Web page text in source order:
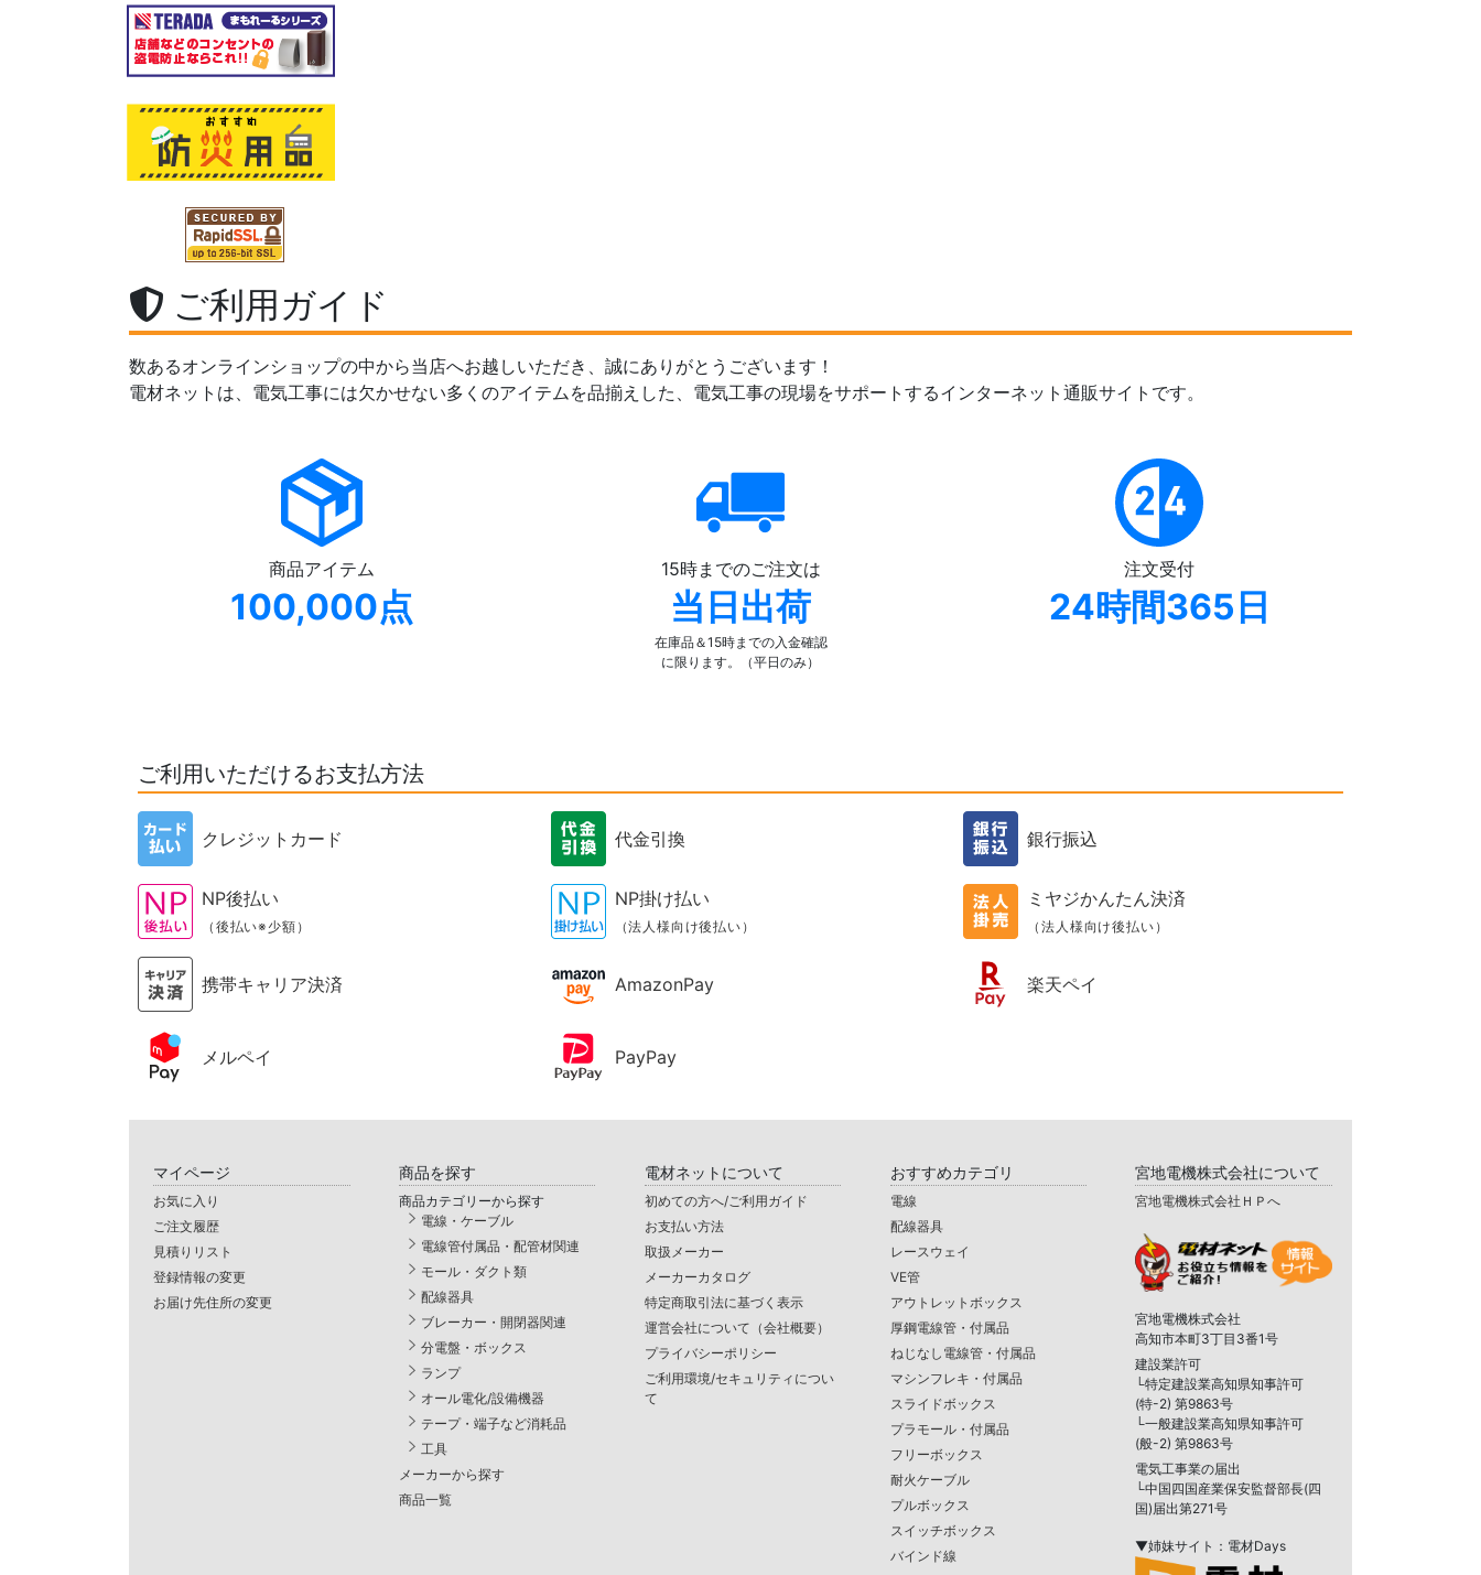
ご利用ガイド
数あるオンラインショップの中から当店へお越しいただき、誠にありがとうございます！
電材ネットは、電気工事には欠かせない多くのアイテムを品揃えした、電気工事の現場をサポートするインターネット通販サイトです。
商品アイテム
100,000点
15時までのご注文は
当日出荷
在庫品＆15時までの入金確認
に限ります。（平日のみ）
注文受付
24時間365日
ご利用いただけるお支払方法
クレジットカード 代金引換 銀行振込
NP後払い
（後払い※少額）
NP掛け払い
（法人様向け後払い）
ミヤジかんたん決済
（法人様向け後払い）
携帯キャリア決済 AmazonPay 楽天ペイ
メルペイ PayPay
マイページ
お気に入り
ご注文履歴
見積りリスト
登録情報の変更
お届け先住所の変更
商品を探す
商品カテゴリーから探す
電線・ケーブル
電線管付属品・配管材関連
モール・ダクト類
配線器具
ブレーカー・開閉器関連
分電盤・ボックス
ランプ
オール電化/設備機器
テープ・端子など消耗品
工具
メーカーから探す
商品一覧
電材ネットについて
初めての方へ/ご利用ガイド
お支払い方法
取扱メーカー
メーカーカタログ
特定商取引法に基づく表示
運営会社について（会社概要）
プライバシーポリシー
ご利用環境/セキュリティについ
て
おすすめカテゴリ
電線
配線器具
レースウェイ
VE管
アウトレットボックス
厚鋼電線管・付属品
ねじなし電線管・付属品
マシンフレキ・付属品
スライドボックス
プラモール・付属品
フリーボックス
耐火ケーブル
プルボックス
スイッチボックス
バインド線
宮地電機株式会社について
宮地電機株式会社ＨＰへ
宮地電機株式会社
高知市本町3丁目3番1号
建設業許可
└特定建設業高知県知事許可
(特-2) 第9863号
└一般建設業高知県知事許可
(般-2) 第9863号
電気工事業の届出
└中国四国産業保安監督部長(四
国)届出第271号
▼姉妹サイト：電材Days